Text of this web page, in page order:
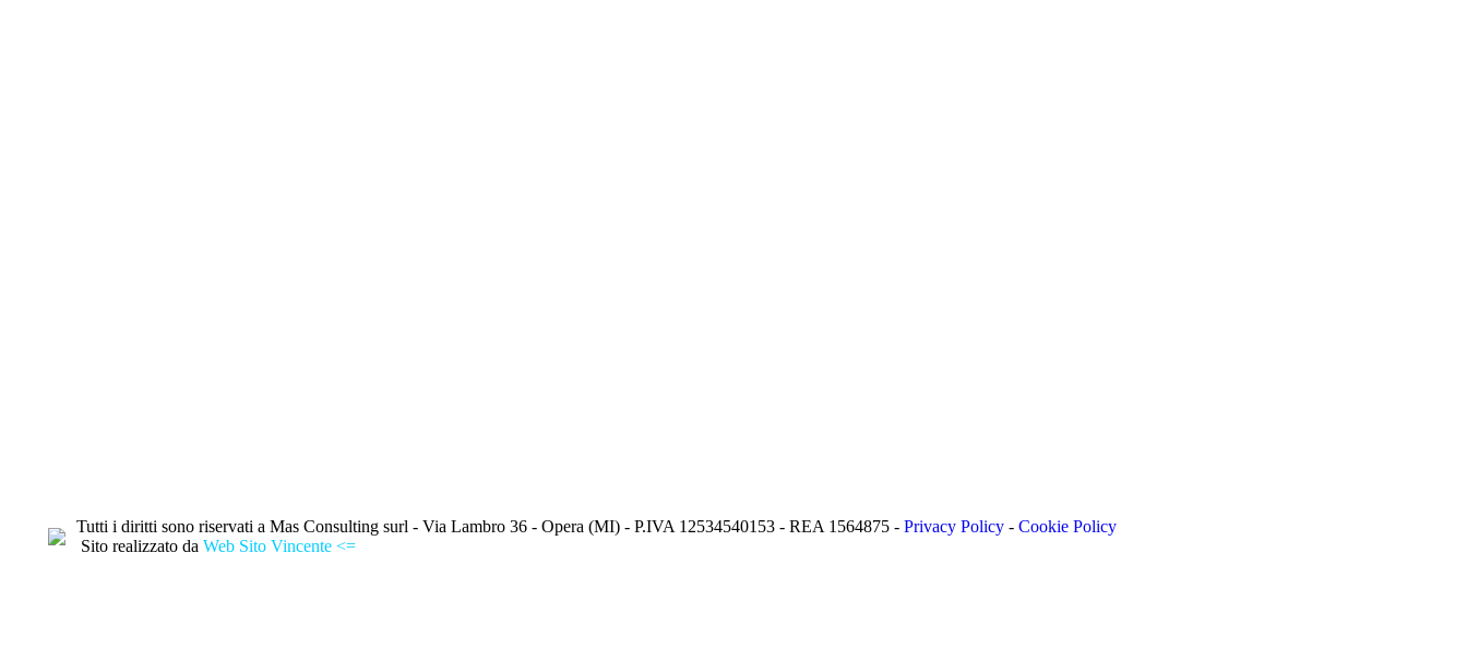
Tutti i diritti sono riservati a Mas Consulting surl - Via Lambro 36 - Opera (MI) - P.IVA 12534540153 - REA 1564875 - Privacy Policy - Cookie Policy
Sito realizzato da Web Sito Vincente <=